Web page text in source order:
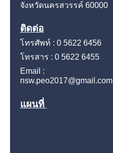
จังหวัดนครสวรรค์ 60000
ติดต่อ
โทรศัพท์ : 0 5622 6456
โทรสาร : 0 5622 6455
Email :
nsw.peo2017@gmail.com
แผนที่